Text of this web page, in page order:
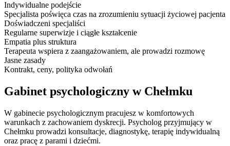
Indywidualne podejście
Specjalista poświęca czas na zrozumieniu sytuacji życiowej pacjenta
Doświadczeni specjaliści
Regularne superwizje i ciągłe kształcenie
Empatia plus struktura
Terapeuta wspiera z zaangażowaniem, ale prowadzi rozmowę
Jasne zasady
Kontrakt, ceny, polityka odwołań
Gabinet psychologiczny w Chełmku
W gabinecie psychologicznym pracujesz w komfortowych
warunkach z zachowaniem dyskrecji. Psycholog przyjmujący w
Chełmku prowadzi konsultacje, diagnostykę, terapię indywidualną
oraz pracę z parami i dziećmi.